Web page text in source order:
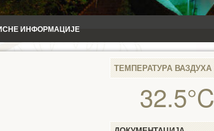
ИНФОРМАЦИЈЕ
ТЕМПЕРАТУРА ВАЗДУХА
32.5°C